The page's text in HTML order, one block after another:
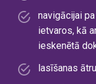
navigācijai
ietvaros, kā
ieskenētā
lasīšanas